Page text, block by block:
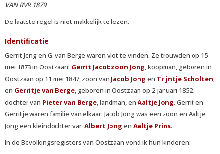
VAN RVR 1879
De laatste regel is niet makkelijk te lezen.
Identificatie
Gerrit Jong en G. van Berge waren vlot te vinden. Ze trouwden op 15
mei 1873 in Oostzaan: Gerrit Jacobzoon Jong, koopman, geboren in
Oostzaan op 11 mei 1847, zoon van Jacob Jong en Trijntje Scholten;
en Gerritje van Berge, geboren in Oostzaan op 2 januari 1852,
dochter van Pieter van Berge, landman, en Aaltje Jong. Gerrit en
Gerritje waren familie van elkaar: Jacob Jong was een zoon en Aaltje
Jong een kleindochter van Albert Jong en Aaltje Prins.
In de Bevolkingsregisters van Oostzaan vond ik hun kinderen: